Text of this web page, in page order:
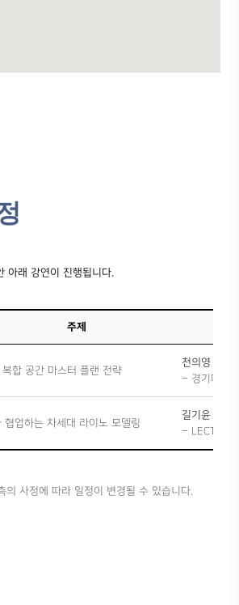
아래 강연이 진행됩니다.
주제
복합 공간 마스터 플랜 전략
천의영 교수
– 경기대, 전
협업하는 차세대 라이노 모델링
길기윤 건축
– LECTUS
의 사정에 따라 일정이 변경될 수 있습니다.